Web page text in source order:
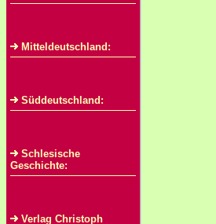
Mitteldeutschland:
Süddeutschland:
Schlesische
Geschichte:
Verlag Christoph